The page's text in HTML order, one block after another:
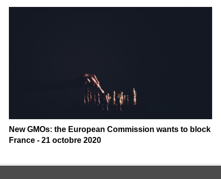
New GMOs: the European Commission wants to block
France - 21 octobre 2020